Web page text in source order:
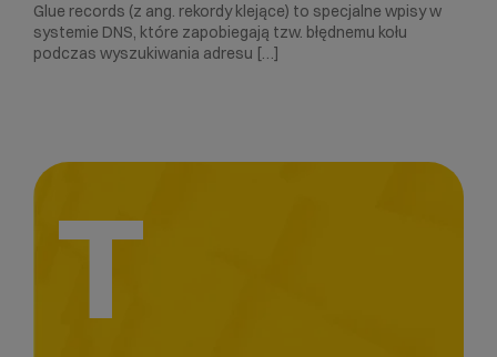
Glue records (z ang. rekordy klejące) to specjalne wpisy w
systemie DNS, które zapobiegają tzw. błędnemu kołu
podczas wyszukiwania adresu […]
T